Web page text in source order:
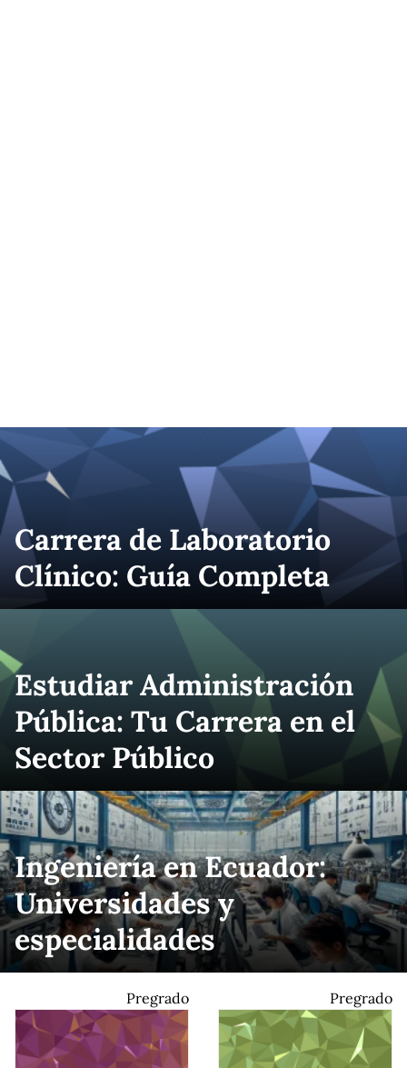
Carrera de Laboratorio
Clínico: Guía Completa
Estudiar Administración
Pública: Tu Carrera en el
Sector Público
Ingeniería en Ecuador:
Universidades y
especialidades
Pregrado Pregrado